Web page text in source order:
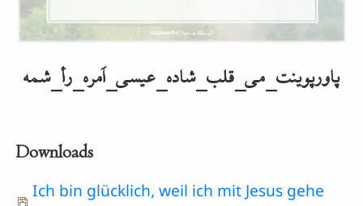
abspielen
پاورپوینت_می_قلب_شاده_عیسی_اَمره_رأ_شمه
Downloads
Document
Ich bin glücklich, weil ich mit Jesus gehe